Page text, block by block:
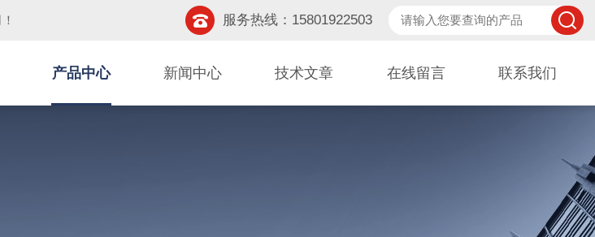
！ 服务热线：15801922503
产品中心 新闻中心 技术文章 在线留言 联系我们